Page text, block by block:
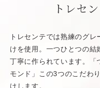
トレセ
トレセンテでは熟練のグ
けを使用。一つひとつの結
丁寧に作られています。「
モンド」この3つのこだわ
けします。